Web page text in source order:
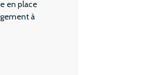
en place
à